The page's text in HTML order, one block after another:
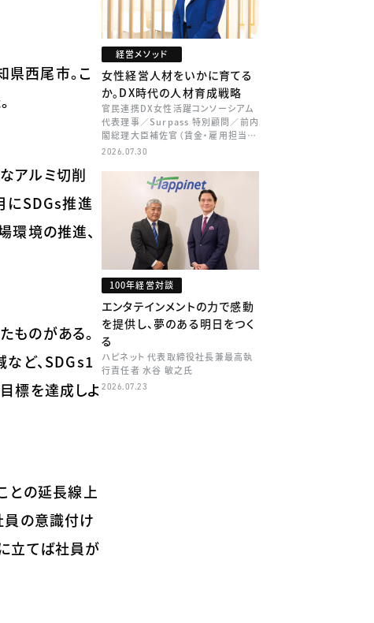
西尾市。こ
アルミ切削
にSDGs推進
環境の推進、
ものがある。
など、SDGs1
標を達成しよ
との延長線上
員の意識付け
立てば社員が
経営メソッド
女性経営人材をいかに育てる
か。DX時代の人材育成戦略
官民連携DX女性活躍コンソーシアム
代表理事／Surpass 特別顧問／前内
閣総理大臣補佐官（賃金・雇用担当）
矢田 稚子
2026.07.30
100年経営対談
エンタテインメントの力で感動
を提供し、夢のある明日をつく
る
ハピネット 代表取締役社長兼最高執
行責任者 水谷 敏之氏
2026.07.23